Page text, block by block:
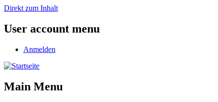
Direkt zum Inhalt
User account menu
Anmelden
Main Menu